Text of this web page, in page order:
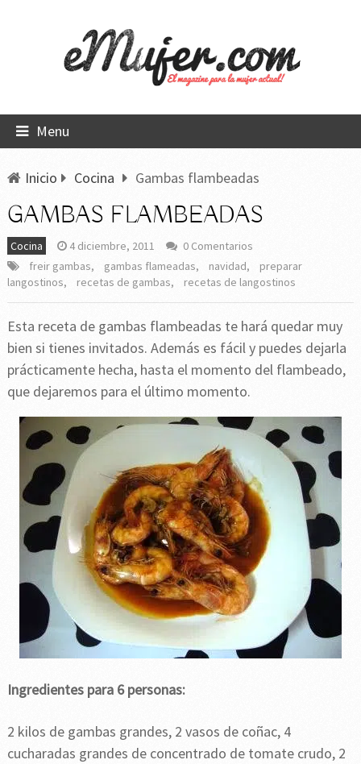
Menu
Inicio Cocina Gambas flambeadas
GAMBAS FLAMBEADAS
Cocina 4 diciembre, 2011
0 Comentarios
freir gambas, gambas flameadas, navidad,
preparar
langostinos, recetas de gambas, recetas de langostinos
Esta receta de gambas flambeadas te hará quedar muy
bien si tienes invitados. Además es fácil y puedes dejarla
prácticamente hecha, hasta el momento del flambeado,
que dejaremos para el último momento.
Ingredientes para 6 personas:
2 kilos de gambas grandes, 2 vasos de coñac, 4
cucharadas grandes de concentrado de tomate crudo, 2